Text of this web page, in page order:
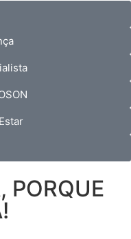
PORQUE